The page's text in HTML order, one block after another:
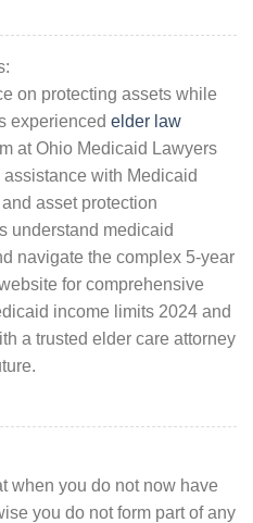
on protecting assets while
experienced elder law
at Ohio Medicaid Lawyers
with Medicaid
asset protection
understand medicaid
navigate the complex 5-year
for comprehensive
income limits 2024 and
a trusted elder care attorney
when you do not now have
you do not form part of any